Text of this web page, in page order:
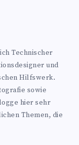
Technischer
und
Hilfswerk.
sowie
hier sehr
Themen, die